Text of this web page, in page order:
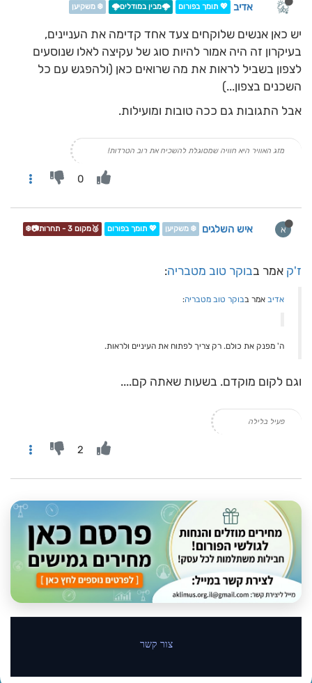
אדיב 💖 תומך בפורום 🌩️מבין במודלים🌩️ ❄️ משקיען
יש כאן אנשים שלוקחים צעד אחד קדימה את העניינים,
בעיקרון זה היה אמור להיות סוג של עקיצה לאלו שנוסעים
לצפון בשביל לראות את מה שרואים כאן (ולהפגש עם כל
השכנים בצפון...)
אבל התגובות גם ככה טובות ומועילות.
מזג האוויר היא חוויה שמסוגלת להשכיח את רוב הטרדות!
0
א איש השלגים ❄️ משקיען 💖 תומך בפורום 🥉מקום 3 - תחרות📷❄️
ז'ק אמר בבוקר טוב מטבריה:
אדיב אמר בבוקר טוב מטבריה:
ה' מפנק את כולם. רק צריך לפתוח את העיניים ולראות.
וגם לקום מוקדם. בשעות שאתה קם....
פעיל בלילה
2
צור קשר